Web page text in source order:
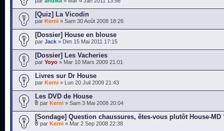
[Quiz] La Vicodin
par Kerni » Sam 30 Août 2008 18:26
[Dossier] House en blouse
par Jack » Dim 15 Mai 2011 17:15
[Dossier] Les Vacheries
par Yoyo » Mar 10 Mars 2009 21:01
Livres sur Dr House
par Kerni » Lun 20 Juil 2009 21:43
Les DVD de House
par Kerni » Sam 3 Mai 2008 20:04
[Sondage] Question chaussures, êtes-vous plutôt House-MD
par Kerni » Mar 2 Sep 2008 22:38